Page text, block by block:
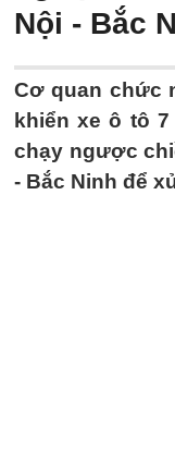
Nội - Bắc
Cơ quan chức
khiển xe ô tô
chạy ngược
- Bắc Ninh để